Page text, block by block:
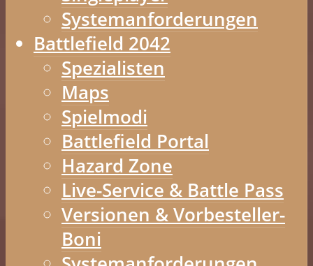
Systemanforderungen
Battlefield 2042
Spezialisten
Maps
Spielmodi
Battlefield Portal
Hazard Zone
Live-Service & Battle Pass
Versionen & Vorbesteller-
Boni